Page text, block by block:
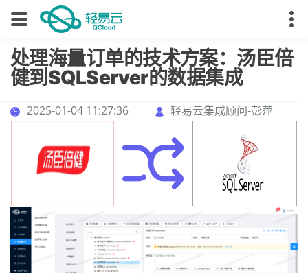
处理海量订单的技术方案：汤臣倍
健到SQLServer的数据集成
2025-01-04 11:27:36 轻易云集成顾问-彭萍